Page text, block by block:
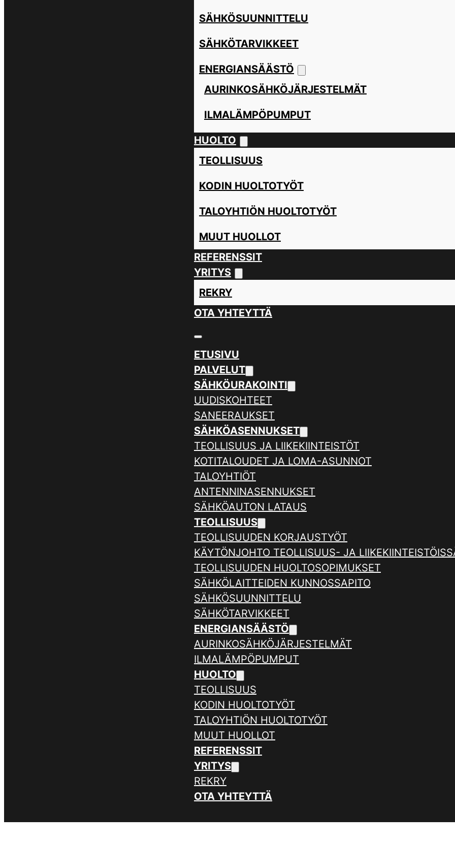
SÄHKÖSUUNNITTELU
SÄHKÖTARVIKKEET
ENERGIANSÄÄSTÖ
AURINKOSÄHKÖJÄRJESTELMÄT
ILMALÄMPÖPUMPUT
HUOLTO
TEOLLISUUS
KODIN HUOLTOTYÖT
TALOYHTIÖN HUOLTOTYÖT
MUUT HUOLLOT
REFERENSSIT
YRITYS
REKRY
OTA YHTEYTTÄ
ETUSIVU
PALVELUT
SÄHKÖURAKOINTI
UUDISKOHTEET
SANEERAUKSET
SÄHKÖASENNUKSET
TEOLLISUUS JA LIIKEKIINTEISTÖT
KOTITALOUDET JA LOMA-ASUNNOT
TALOYHTIÖT
ANTENNINASENNUKSET
SÄHKÖAUTON LATAUS
TEOLLISUUS
TEOLLISUUDEN KORJAUSTYÖT
KÄYTÖNJOHTO TEOLLISUUS- JA
TEOLLISUUDEN HUOLTOSOPIMUKSET
SÄHKÖLAITTEIDEN KUNNOSSAPITO
SÄHKÖSUUNNITTELU
SÄHKÖTARVIKKEET
ENERGIANSÄÄSTÖ
AURINKOSÄHKÖJÄRJESTELMÄT
ILMALÄMPÖPUMPUT
HUOLTO
TEOLLISUUS
KODIN HUOLTOTYÖT
TALOYHTIÖN HUOLTOTYÖT
MUUT HUOLLOT
REFERENSSIT
YRITYS
REKRY
OTA YHTEYTTÄ